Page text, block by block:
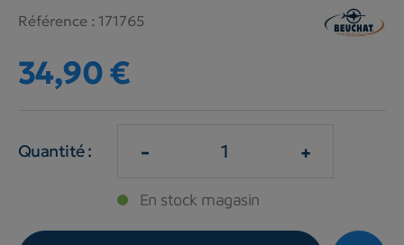
Référence : 171765
34,90 €
Quantité : - +
En stock magasin